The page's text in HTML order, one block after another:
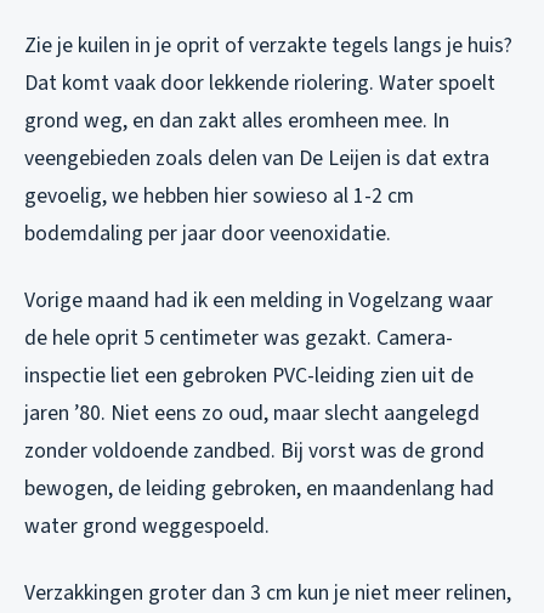
Zie je kuilen in je oprit of verzakte tegels langs je huis?
Dat komt vaak door lekkende riolering. Water spoelt
grond weg, en dan zakt alles eromheen mee. In
veengebieden zoals delen van De Leijen is dat extra
gevoelig, we hebben hier sowieso al 1-2 cm
bodemdaling per jaar door veenoxidatie.
Vorige maand had ik een melding in Vogelzang waar
de hele oprit 5 centimeter was gezakt. Camera-
inspectie liet een gebroken PVC-leiding zien uit de
jaren ’80. Niet eens zo oud, maar slecht aangelegd
zonder voldoende zandbed. Bij vorst was de grond
bewogen, de leiding gebroken, en maandenlang had
water grond weggespoeld.
Verzakkingen groter dan 3 cm kun je niet meer relinen,